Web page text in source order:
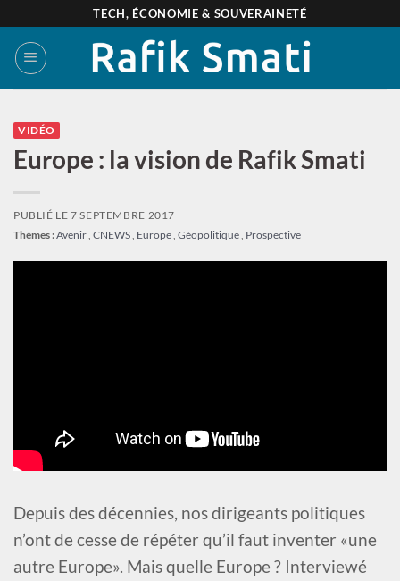
contenu
TECH, ÉCONOMIE & SOUVERAINETÉ
VIDÉO
Europe : la vision de Rafik Smati
PUBLIÉ LE7 SEPTEMBRE 2017
Thèmes :Avenir, CNEWS, Europe, Géopolitique, Prospective
Depuis des décennies, nos dirigeants politiques
n’ont de cesse de répéter qu’il faut inventer «une
autre Europe». Mais quelle Europe ? Interviewé